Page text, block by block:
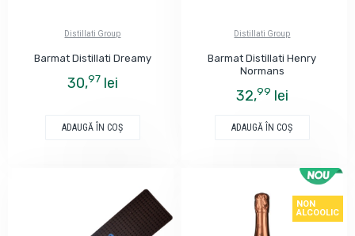
Distillati Group
Barmat Distillati Dreamy
30,97 lei
ADAUGĂ ÎN COŞ
Distillati Group
Barmat Distillati Henry
Normans
32,99 lei
ADAUGĂ ÎN COŞ
NON
ALCOOLIC